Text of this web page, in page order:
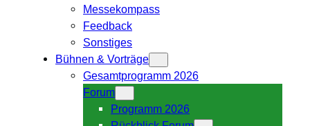
Messekompass
Feedback
Sonstiges
Bühnen & Vorträge
Gesamtprogramm 2026
Forum
Programm 2026